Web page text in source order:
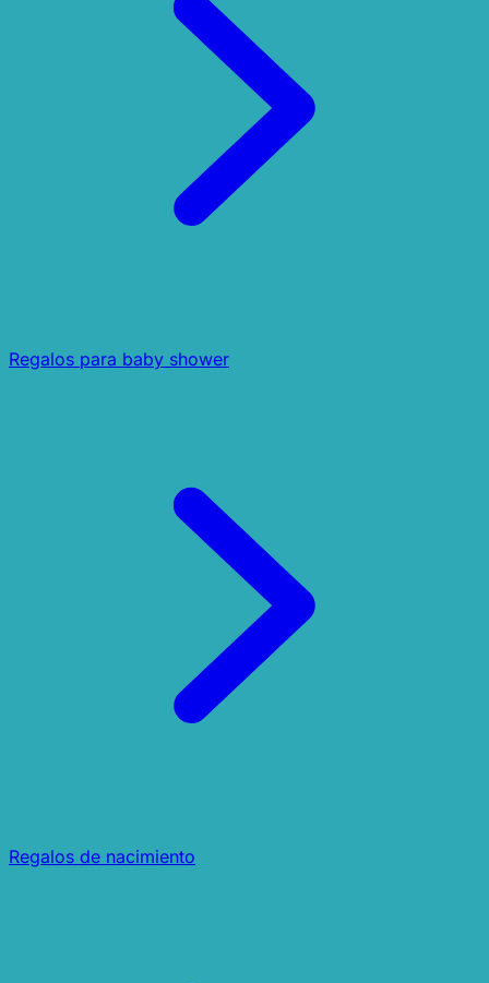
Regalos para baby shower
Regalos de nacimiento